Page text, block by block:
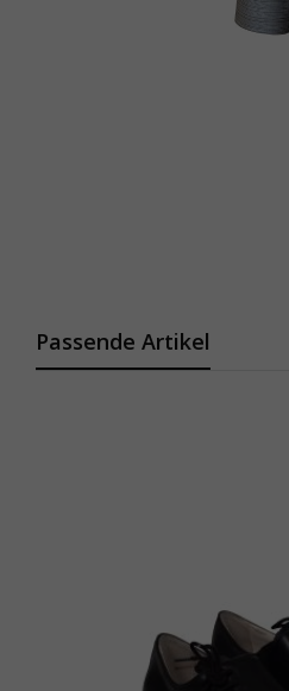
Passende Artikel